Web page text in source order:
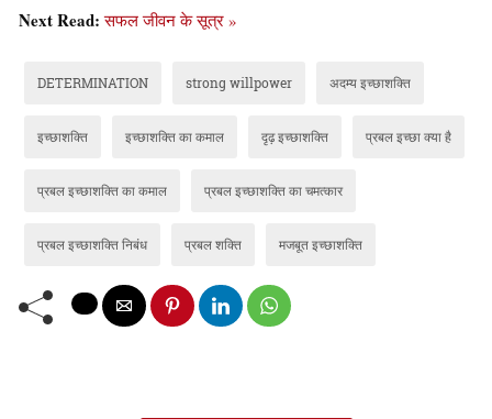
Next Read:सफल जीवन के सूत्र »
DETERMINATION strong willpower अदम्य इच्छाशक्ति
इच्छाशक्ति इच्छाशक्ति का कमाल दृढ़ इच्छाशक्ति प्रबल इच्छा क्या है
प्रबल इच्छाशक्ति का कमाल प्रबल इच्छाशक्ति का चमत्कार
प्रबल इच्छाशक्ति निबंध प्रबल शक्ति मजबूत इच्छाशक्ति